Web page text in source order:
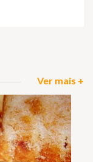
Ver mais +